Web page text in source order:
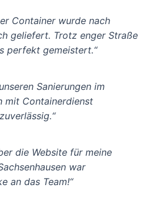
Container wurde nach
geliefert. Trotz enger Straße
perfekt gemeistert.“
Sanierungen im
mit Containerdienst
die Website für meine
war
an das Team!“